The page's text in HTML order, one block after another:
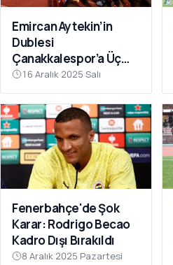
Emircan Aytekin’in
Dublesi
Çanakkalespor’a Üç
Puanı Getirdi
16 Aralık 2025 Salı
Fenerbahçe'de Şok
Karar: Rodrigo Becao
Kadro Dışı Bırakıldı
8 Aralık 2025 Pazartesi